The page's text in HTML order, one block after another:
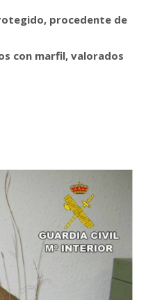
procedente de
con marfil, valorados